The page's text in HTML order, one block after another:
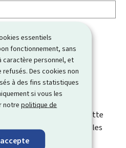
essentiels
fonctionnement, sans
caractère personnel, et
Des cookies non
à des fins statistiques
si vous les
notrepolitique de
page ? *
?
nous à améliorer cette
personnelles telles
de téléphone, etc.